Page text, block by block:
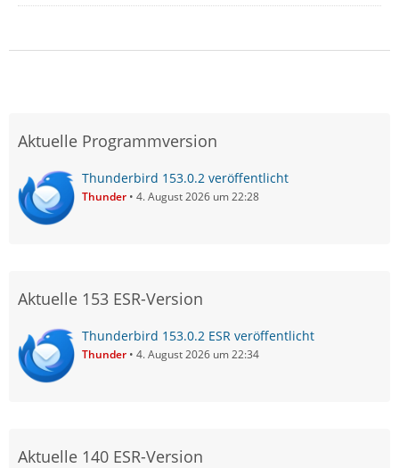
Aktuelle Programmversion
Thunderbird 153.0.2 veröffentlicht
Thunder 4. August 2026 um 22:28
Aktuelle 153 ESR-Version
Thunderbird 153.0.2 ESR veröffentlicht
Thunder 4. August 2026 um 22:34
Aktuelle 140 ESR-Version